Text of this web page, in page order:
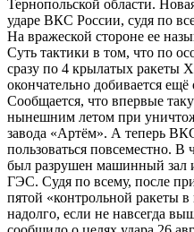
Тернопольской области.
ударе ВКС России, судя по
На вражеской стороне ее
Суть тактики в том, что по
сразу по 4 крылатых ракеты
окончательно добивается
Сообщается, что впервые
нынешним летом при
завода «Артём». А теперь
пользоваться повсеместно. В
был разрушен машинный зал
ГЭС. Судя по всему, после
пятой «контрольной ракеты в
надолго, если не навсегда